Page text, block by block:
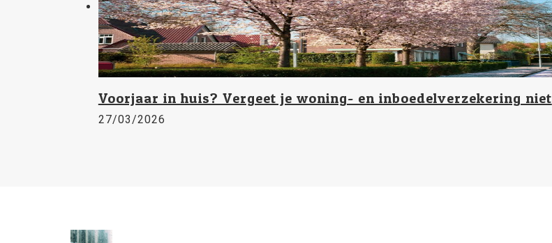
Voorjaar in huis? Vergeet je woning- en inboedelverzekering niet
27/03/2026